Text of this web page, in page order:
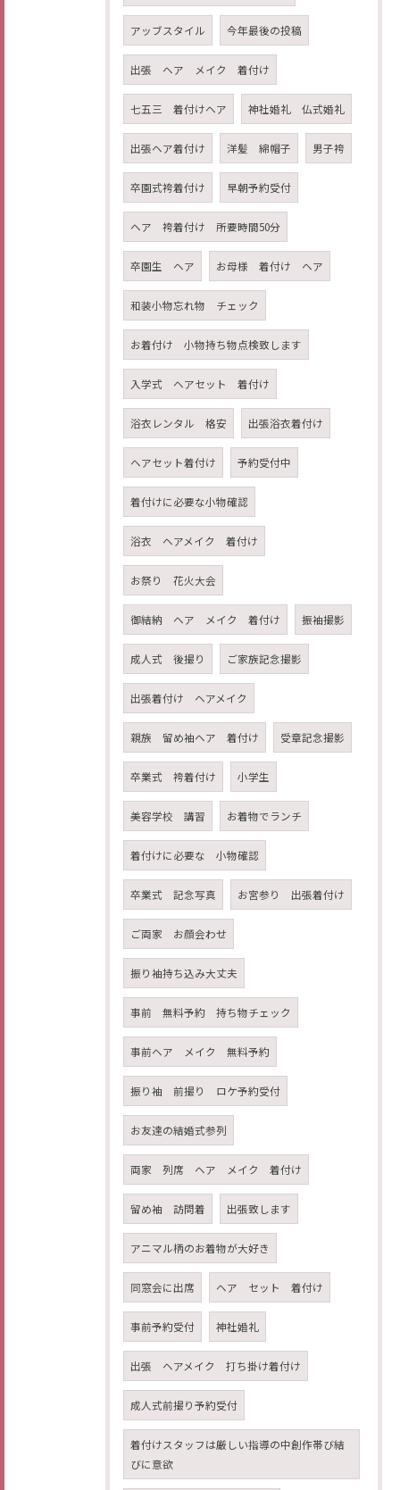
アッブスタイル 今年最後の投稿
出張 ヘア メイク 着付け
七五三 着付けヘア 神社婚礼 仏式婚礼
出張ヘア着付け 洋髪 綿帽子 男子袴
卒園式袴着付け 早朝予約受付
ヘア 袴着付け 所要時間50分
卒園生 ヘア お母様 着付け ヘア
和装小物忘れ物 チェック
お着付け 小物持ち物点検致します
入学式 ヘアセット 着付け
浴衣レンタル 格安 出張浴衣着付け
ヘアセット着付け 予約受付中
着付けに必要な小物確認
浴衣 ヘアメイク 着付け
お祭り 花火大会
御結納 ヘア メイク 着付け 振袖撮影
成人式 後撮り ご家族記念撮影
出張着付け ヘアメイク
親族 留め袖ヘア 着付け 受章記念撮影
卒業式 袴着付け 小学生
美容学校 講習 お着物でランチ
着付けに必要な 小物確認
卒業式 記念写真 お宮参り 出張着付け
ご両家 お顔会わせ
振り袖持ち込み大丈夫
事前 無料予約 持ち物チェック
事前ヘア メイク 無料予約
振り袖 前撮り ロケ予約受付
お友達の結婚式参列
両家 列席 ヘア メイク 着付け
留め袖 訪問着 出張致します
アニマル柄のお着物が大好き
同窓会に出席 ヘア セット 着付け
事前予約受付 神社婚礼
出張 ヘアメイク 打ち掛け着付け
成人式前撮り予約受付
着付けスタッフは厳しい指導の中創作帯び結
びに意欲